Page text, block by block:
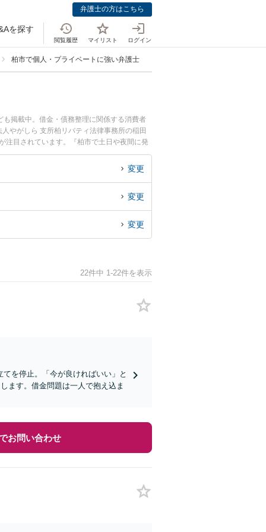
弁護士の方はこちら
を探す
閲覧履歴 マイリスト ログイン
柏市で個人・プライベートに強い弁護士
掲載中。借金・債務整理に関係する消費者
やがしら 支所柏リバティ法律事務所の稲田
注目されています。『柏市で土日や夜間に発
な近くの弁護士を検索したい』『初回相談無
変更
変更
変更
22件中 1-22件を表示
を停止。「今が良ければいい」と
ます。借金問題は一人で抱え込ま
お問い合わせ